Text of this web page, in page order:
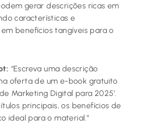
gerar descrições ricas em
características e
benefícios tangíveis para o
“Escreva uma descrição
oferta de um e-book gratuito
Marketing Digital para 2025’.
principais, os benefícios de
ideal para o material.”